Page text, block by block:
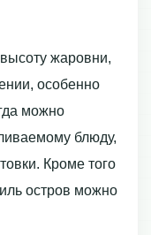
жаровни,
особенно
можно
блюду,
Кроме того
остров можно